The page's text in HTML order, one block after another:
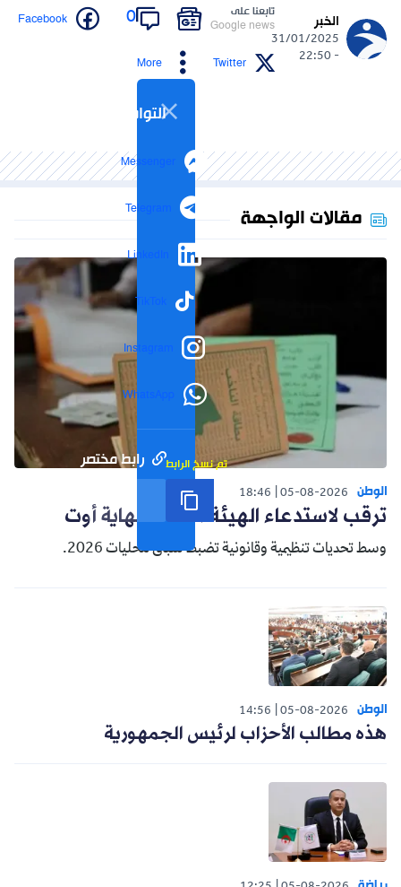
الخبر
31/01/2025
- 22:50
تابعنا على
Google news
0
Facebook
Twitter
More
التواصل الاجتماعي
Messenger
Telegram
LinkedIn
TikTok
Instagram
WhatsApp
رابط مختصر تم نسخ الرابط
مقالات الواجهة
الوطن 05-08-2026
18:46
ترقب لاستدعاء الهيئة الناخبة نهاية أوت
وسط تحديات تنظيمية وقانونية تضبط سباق محليات 2026.
الوطن 05-08-2026
14:56
هذه مطالب الأحزاب لرئيس الجمهورية